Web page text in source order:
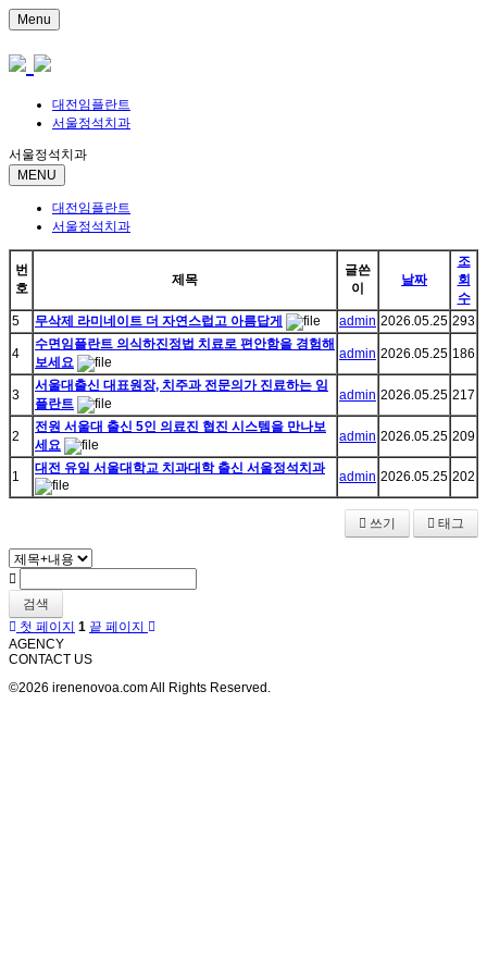
Menu
대전임플란트
서울정석치과
서울정석치과
MENU
대전임플란트
서울정석치과
번
호
제목
글쓴
이
날짜
조
회
수
5
무삭제 라미네이트 더 자연스럽고 아름답게 admin 2026.05.25 293
4
수면임플란트 의식하진정법 치료로 편안함을 경험해
보세요
admin 2026.05.25 186
3
서울대출신 대표원장, 치주과 전문의가 진료하는 임
플란트
admin 2026.05.25 217
2
전원 서울대 출신 5인 의료진 협진 시스템을 만나보
세요
admin 2026.05.25 209
1
대전 유일 서울대학교 치과대학 출신 서울정석치과
admin 2026.05.25 202
쓰기 태그
검색
첫 페이지 1 끝 페이지
AGENCY
CONTACT US
©2026 irenenovoa.com All Rights Reserved.